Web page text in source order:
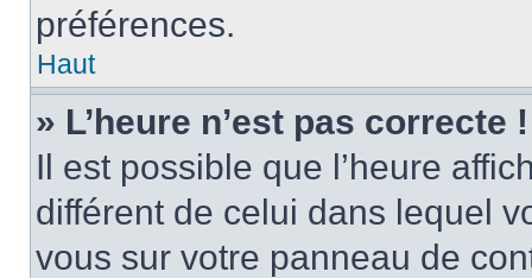
préférences.
Haut
» L’heure n’est pas correcte !
Il est possible que l’heure
différent de celui dans lequel
vous sur votre panneau de